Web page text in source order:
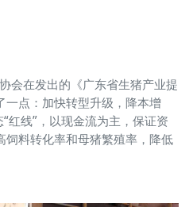
会在发出的《广东省生猪产业提
一点：加快转型升级，降本增
红线”，以现金流为主，保证资
料转化率和母猪繁殖率，降低